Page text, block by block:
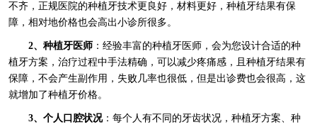
不齐，正规医院的种植牙技术更良好，材料更好，种植牙结果有保
障，相对地价格也会高出小诊所很多。
2、种植牙医师：经验丰富的种植牙医师，会为您设计合适的种
植牙方案，治疗过程中手法精确，可以减少疼痛感，且种植牙结果有
保障，不会产生副作用，失败几率也很低，但是出诊费也会很高，这
就增加了种植牙价格。
3、个人口腔状况：每个人有不同的牙齿状况，种植牙方案、种